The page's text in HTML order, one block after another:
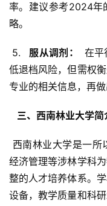
率。建议参考2024年
略。
5.
  服从调剂：
在平
低退档风险，但需权
专业的相关信息，再做
三、西南林业大学
经济管理等涉林学科
整的人才培养体系。
设备，教学质量和科